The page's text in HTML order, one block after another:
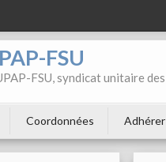
FSU
FSU, syndicat unitaire
Coordonnées Adhérer